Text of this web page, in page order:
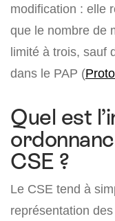
modification : elle
que le nombre de
limité à trois, sauf
dans le PAP (
Quel est
CSE ?
Le CSE tend à
représentation